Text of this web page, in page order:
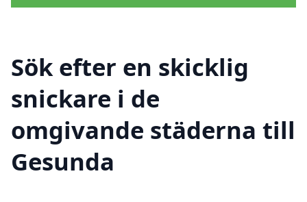
Sök efter en skicklig
snickare i de
omgivande städerna till
Gesunda